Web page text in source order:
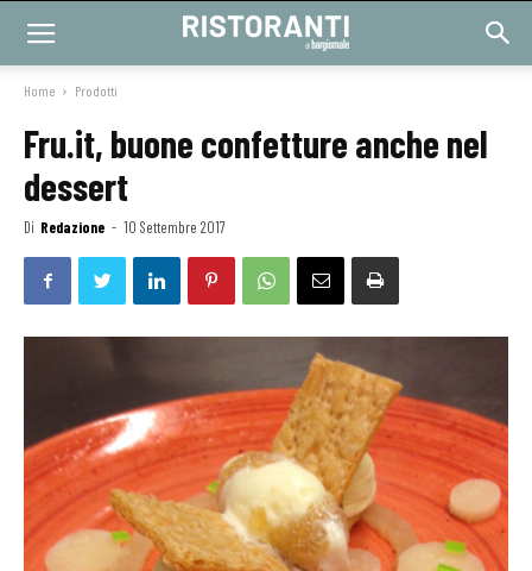
Home Prodotti
Fru.it, buone confetture anche nel
dessert
Di Redazione - 10 Settembre 2017